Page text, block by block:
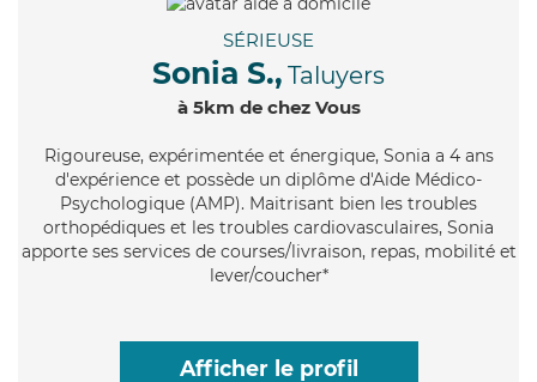
SÉRIEUSE
Sonia S., Taluyers
à 5km de chez Vous
Rigoureuse, expérimentée et énergique, Sonia a 4 ans
d'expérience et possède un diplôme d'Aide Médico-
Psychologique (AMP). Maitrisant bien les troubles
orthopédiques et les troubles cardiovasculaires, Sonia
apporte ses services de courses/livraison, repas, mobilité et
lever/coucher*
Afficher le profil